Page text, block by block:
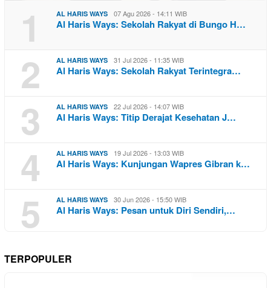
1 AL HARIS WAYS 07 Agu 2026 - 14:11 WIB
Al Haris Ways: Sekolah Rakyat di Bungo H…
2 AL HARIS WAYS 31 Jul 2026 - 11:35 WIB
Al Haris Ways: Sekolah Rakyat Terintegra…
3 AL HARIS WAYS 22 Jul 2026 - 14:07 WIB
Al Haris Ways: Titip Derajat Kesehatan J…
4 AL HARIS WAYS 19 Jul 2026 - 13:03 WIB
Al Haris Ways: Kunjungan Wapres Gibran k…
5 AL HARIS WAYS 30 Jun 2026 - 15:50 WIB
Al Haris Ways: Pesan untuk Diri Sendiri,…
TERPOPULER